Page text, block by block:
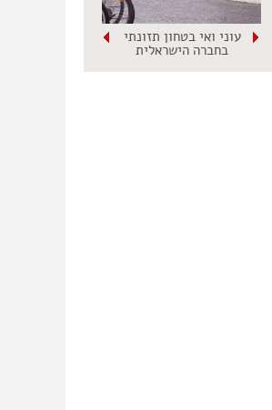
עוני ואי בטחון תזונתי
בחברה הישראלית